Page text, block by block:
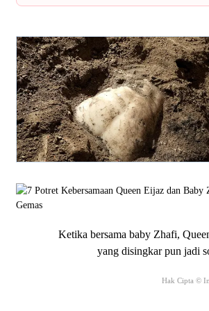
Ketika bersama baby Zhafi,
yang disingkar pun jadi
Hak Cipta ©